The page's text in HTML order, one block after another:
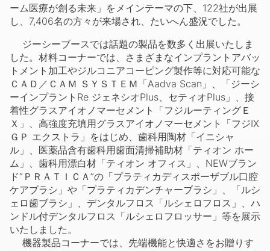
ーム医療が創る未来」をメインテーマの下、122社が出展
し、7,406名の方々が来場され、たいへん盛況でした。
ジーシーブースでは話題の製品を数多く出展いたしま
した。材料コーナーでは、さまざまなインプラントアバッ
トメント加工やジルコニアコーピング製作等に対応可能な
ＣＡＤ／ＣＡＭ ＳＹＳＴＥＭ「Aadva Scan」、「ジーシ
ーインプラントRe ジェネシオPlus、セティオPlus」、接
着性グラスアイオノマーセメント「フジルーティングＥ
Ｘ」、高強度充填用グラスアイオノマーセメント「フジIX
ＧＰ エクストラ」をはじめ、歯科用陶材「イニシャ
ル」、医薬品含有歯科用歯面清掃補助材「ティオン ホー
ム」、歯科用漂白材「ティオン オフィス」、NEWブラン
ド“ＰＲＡＴＩＣＡ”の「プラティカディスポーザブル口腔
ケアブラシ」や「プラティカデンチャーブラシ」、「ルシ
ェロ歯ブラシ」、デンタルフロス「ルシェロフロス」、ハ
ンドル付デンタルフロス「ルシェロフロッサー」等を展示
いたしました。
機器製品コーナーでは、先端機能と快適さをお贈りす